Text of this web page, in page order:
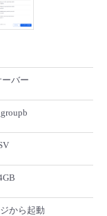
バー
から起動